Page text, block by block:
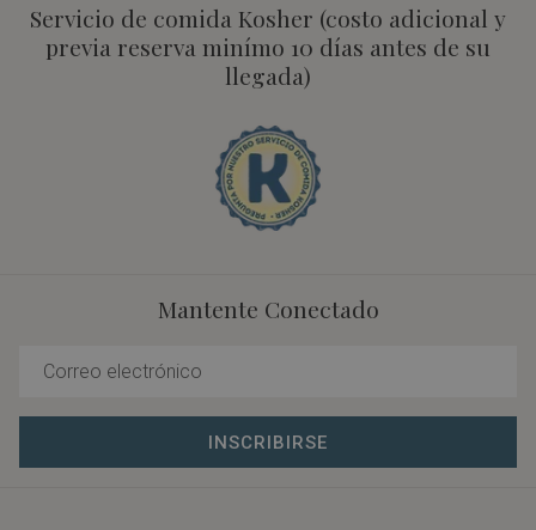
Servicio de comida Kosher (costo adicional y
previa reserva minímo 10 días antes de su
llegada)
Mantente Conectado
INSCRIBIRSE